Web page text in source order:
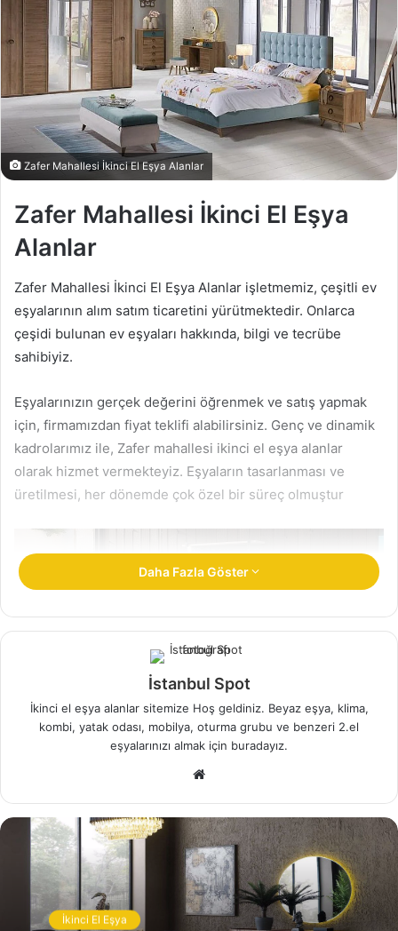
s
g
ö
n
d
e
r
m
Zafer Mahallesi İkinci El Eşya Alanlar
Zafer Mahallesi İkinci El Eşya
Alanlar
Zafer Mahallesi İkinci El Eşya Alanlar işletmemiz, çeşitli ev
eşyalarının alım satım ticaretini yürütmektedir. Onlarca
çeşidi bulunan ev eşyaları hakkında, bilgi ve tecrübe
sahibiyiz.
Eşyalarınızın gerçek değerini öğrenmek ve satış yapmak
için, firmamızdan fiyat teklifi alabilirsiniz. Genç ve dinamik
kadrolarımız ile, Zafer mahallesi ikinci el eşya alanlar
olarak hizmet vermekteyiz. Eşyaların tasarlanması ve
üretilmesi, her dönemde çok özel bir süreç olmuştur
Zafer Mahallesi İkinci El Eşya Alanlar Bahçelievler
insanların yüzde yetmişi, ikinci el eşya mı alıyorsunuz,
internetten buldum numaranızı diye sorular soruyor.
İlgili Makaleler
Daha Fazla Göster
İstanbul Spot
İkinci el eşya alanlar sitemize Hoş geldiniz. Beyaz eşya, klima,
kombi, yatak odası, mobilya, oturma grubu ve benzeri 2.el
eşyalarınızı almak için buradayız.
b
s
i
t
e
s
İkinci El Eşya